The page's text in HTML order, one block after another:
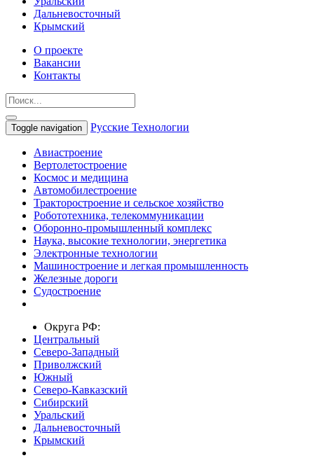
Дальневосточный
Крымский
О проекте
Вакансии
Контакты
Toggle navigation Русские Технологии
Авиастроение
Вертолетостроение
Космос и медицина
Автомобилестроение
Тракторостроение и сельское хозяйство
Робототехника, телекоммуникации
Оборонно-промышленный комплекс
Наука, высокие технологии, энергетика
Электронные технологии
Машиностроение и легкая промышленность
Железные дороги
Судостроение
Округа РФ:
Центральный
Северо-Западный
Приволжский
Южный
Северо-Кавказский
Сибирский
Уральский
Дальневосточный
Крымский